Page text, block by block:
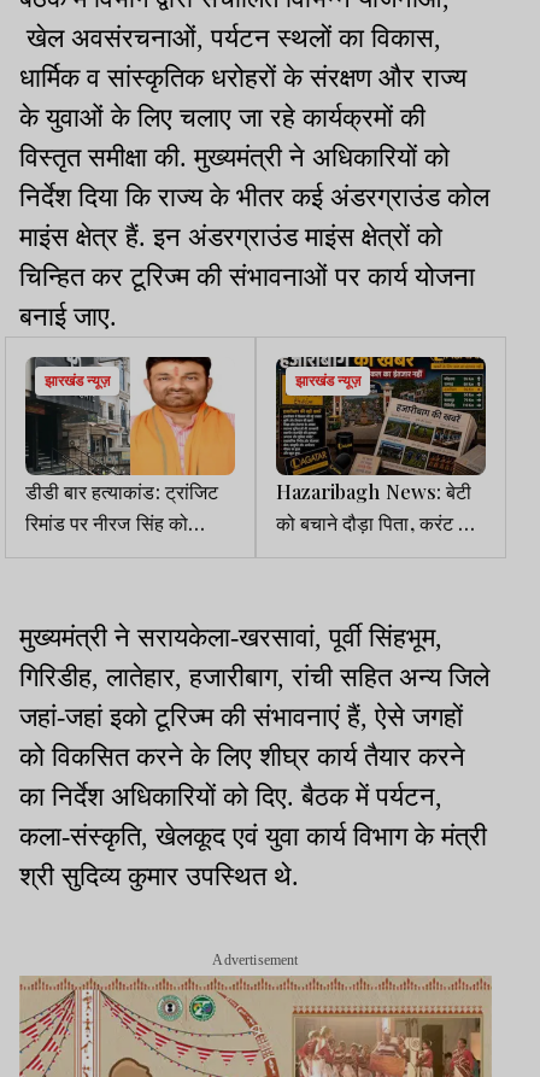
खेल अवसंरचनाओं, पर्यटन स्थलों का विकास,
धार्मिक व सांस्कृतिक धरोहरों के संरक्षण और राज्य
के युवाओं के लिए चलाए जा रहे कार्यक्रमों की
विस्तृत समीक्षा की. मुख्यमंत्री ने अधिकारियों को
निर्देश दिया कि राज्य के भीतर कई अंडरग्राउंड कोल
माइंस क्षेत्र हैं. इन अंडरग्राउंड माइंस क्षेत्रों को
चिन्हित कर टूरिज्म की संभावनाओं पर कार्य योजना
बनाई जाए.
झारखंड न्यूज़
डीडी बार हत्याकांड: ट्रांजिट
रिमांड पर नीरज सिंह को
राजस्थान से जमशेदपुर ला रही
झारखंड न्यूज़
Hazaribagh News: बेटी
को बचाने दौड़ा पिता, करंट से
चली गई जान, दर्दनाक हादसे से
मुख्यमंत्री ने सरायकेला-खरसावां, पूर्वी सिंहभूम,
गिरिडीह, लातेहार, हजारीबाग, रांची सहित अन्य जिले
जहां-जहां इको टूरिज्म की संभावनाएं हैं, ऐसे जगहों
को विकसित करने के लिए शीघ्र कार्य तैयार करने
का निर्देश अधिकारियों को दिए. बैठक में पर्यटन,
कला-संस्कृति, खेलकूद एवं युवा कार्य विभाग के मंत्री
श्री सुदिव्य कुमार उपस्थित थे.
Advertisement